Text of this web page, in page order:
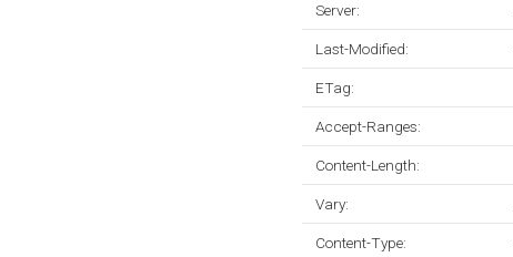
Server:
Last-Modified:
ETag:
Accept-Ranges:
Content-Length:
Vary:
Content-Type: